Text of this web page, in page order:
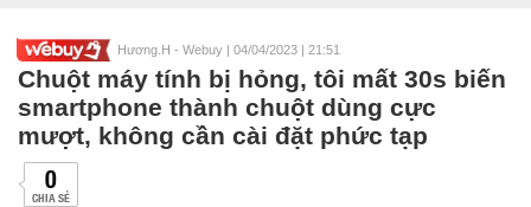
Hương.H - Webuy | 04/04/2023 | 21:51
Chuột máy tính bị hỏng, tôi mất 30s biến
smartphone thành chuột dùng cực
mượt, không cần cài đặt phức tạp
0
CHIA SẺ